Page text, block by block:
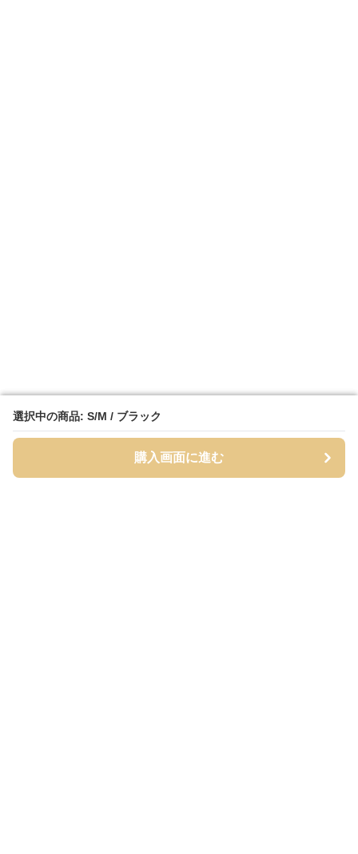
選択中の商品: S/M / ブラック
購入画面に進む
選択中の商品: S/M / ブラック
購入画面に進む